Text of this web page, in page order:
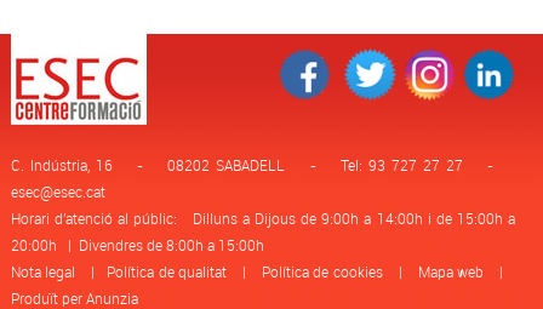
C. Indústria, 16 - 08202 SABADELL - Tel: 93 727 27 27 -
esec@esec.cat
Horari d'atenció al públic: Dilluns a Dijous de 9:00h a 14:00h i de 15:00h a
20:00h | Divendres de 8:00h a 15:00h
Nota legal | Política de qualitat| Política de cookies| Mapa web |
Produït per Anunzia